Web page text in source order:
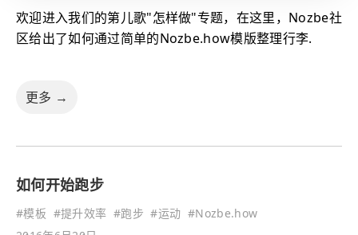
欢迎进入我们的第儿歌"怎样做"专题，在这里，Nozbe社
区给出了如何通过简单的Nozbe.how模版整理行李.
更多 →
如何开始跑步
#模板 #提升效率 #跑步 #运动 #Nozbe.how